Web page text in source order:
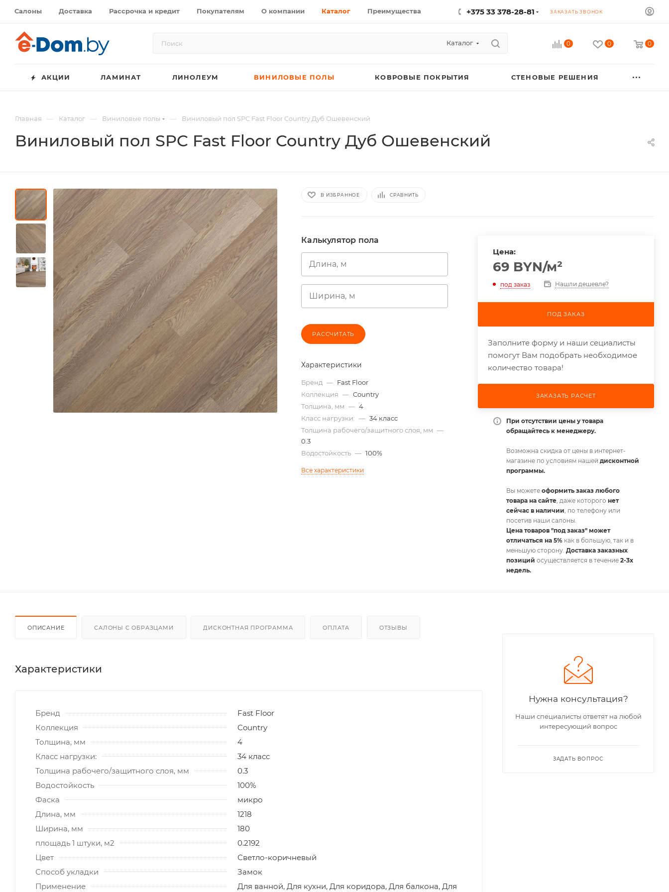
Салоны Доставка Рассрочка и кредит Покупателям О компании Каталог Преимущества +375 33 378-28-81 ЗАКАЗАТЬ ЗВОНОК
Каталог 0 0 0
АКЦИИ ЛАМИНАТ ЛИНОЛЕУМ ВИНИЛОВЫЕ ПОЛЫ КОВРОВЫЕ ПОКРЫТИЯ СТЕНОВЫЕ РЕШЕНИЯ
Главная — Каталог — Виниловые полы — Виниловый пол SPC Fast Floor Country Дуб Ошевенский
Виниловый пол SPC Fast Floor Country Дуб Ошевенский
В ИЗБРАННОЕ СРАВНИТЬ
Калькулятор пола
Длина, м
Ширина, м
РАССЧИТАТЬ
Характеристики
Бренд — Fast Floor
Коллекция — Country
Толщина, мм — 4
Класс нагрузки: — 34 класс
Толщина рабочего/защитного слоя, мм —
0.3
Водостойкость — 100%
Все характеристики
Цена:
69 BYN/м²
под заказ Нашли дешевле?
ПОД ЗАКАЗ
Заполните форму и наши сециалисты
помогут Вам подобрать необходимое
количество товара!
ЗАКАЗАТЬ РАСЧЕТ
При отсутствии цены у товара
обращайтесь к менеджеру.
Возможна скидка от цены в интернет-
магазине по условиям нашей дисконтной
программы.
Вы можете оформить заказ любого
товара на сайте, даже которого нет
сейчас в наличии, по телефону или
посетив наши салоны.
Цена товаров "под заказ" может
отличаться на 5%как в большую, так и в
меньшую сторону. Доставка заказных
позиций осуществляется в течение 2-3х
недель.
ОПИСАНИЕ САЛОНЫ С ОБРАЗЦАМИ ДИСКОНТНАЯ ПРОГРАММА ОПЛАТА ОТЗЫВЫ
Характеристики
Бренд
Fast Floor
Коллекция
Country
Толщина, мм
4
Класс нагрузки:
34 класс
Толщина рабочего/защитного слоя, мм
0.3
Водостойкость
100%
Фаска
микро
Длина, мм
1218
Ширина, мм
180
площадь 1 штуки, м2
0.2192
Цвет
Светло-коричневый
Способ укладки
Замок
Применение
Для ванной, Для кухни, Для коридора, Для балкона, Для
Нужна консультация?
Наши специалисты ответят на любой
интересующий вопрос
ЗАДАТЬ ВОПРОС